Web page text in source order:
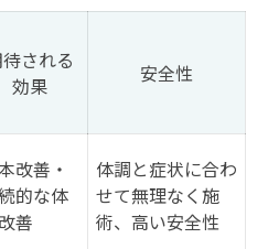
られる肩こり腰痛改善効
る産前産後整体法
体バランスを整える方法
される
効果
安全性
改善・
的な体
善
体調と症状に合わ
せて無理なく施
術、高い安全性